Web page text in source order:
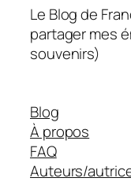
Le Blog de
partager mes
souvenirs)
Blog
À propos
FAQ
Auteurs/